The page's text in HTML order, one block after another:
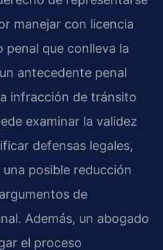
manejar con licencia
penal que conlleva la
antecedente penal
infracción de tránsito
examinar la validez
defensas legales,
posible reducción
de
Además, un abogado
el proceso